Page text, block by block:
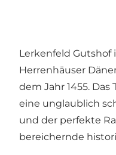
Lerkenfeld Gutshof
Herrenhäuser
dem Jahr 1455.
eine unglaublich
und der perfekte
bereichernde